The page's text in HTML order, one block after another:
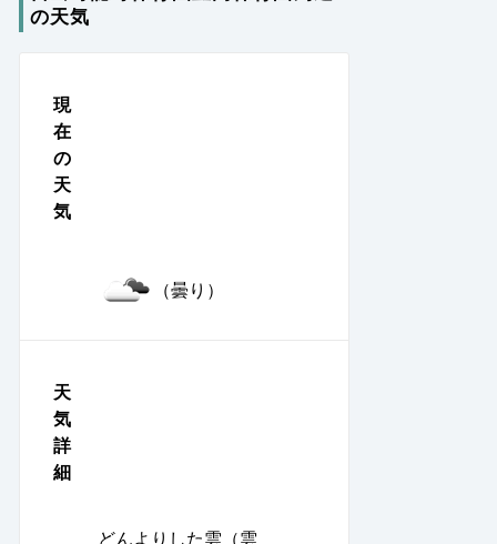
の天気
現
在
の
天
気
（曇り）
天
気
詳
細
どんよりした雲（雲